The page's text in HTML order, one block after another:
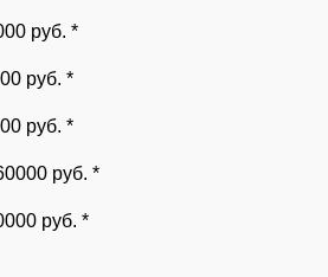
руб. *
руб. *
руб. *
руб. *
руб. *